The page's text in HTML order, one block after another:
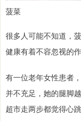
菠菜
很多人可能不知道，
健康有着不容忽视的
有一位老年女性患者
并不充足，她的腿脚
超市走两步都觉得心